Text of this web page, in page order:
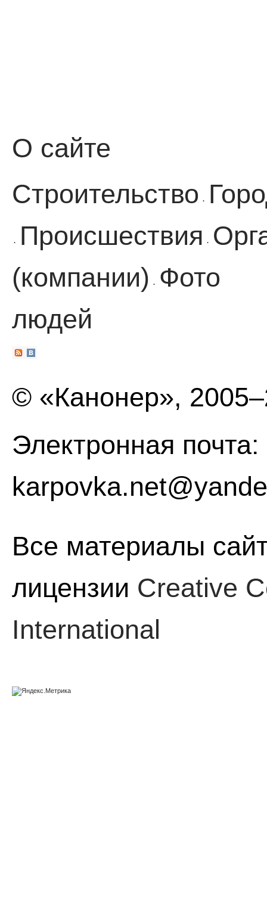
О сайте
Строительство ·
· Происшествия ·
(компании)
·
Фото
людей
© «Канонер»,
Электронная почта:
Все материалы
лицензии Creative
International